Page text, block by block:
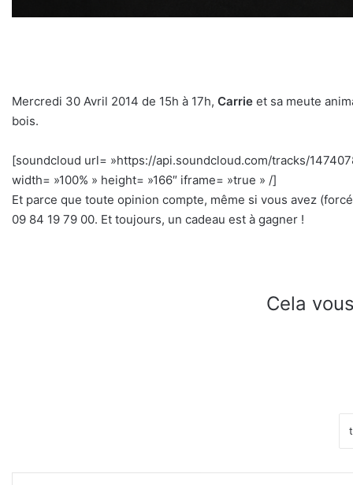
Mercredi 30 Avril 2014 de 15h à 17h, Carrie et sa meute
bois.
[soundcloud url= »https://api.soundcloud.com/tracks/
width= »100% » height= »166″ iframe= »true » /]
Et parce que toute opinion compte, même si vous avez
09 84 19 79 00. Et toujours, un cadeau est à gagner !
Cela